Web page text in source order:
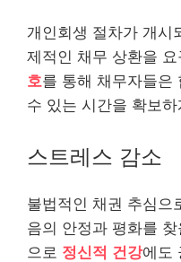
개인회생 절차가 개시
제적인 채무 상환을
호를 통해 채무자들은
수 있는 시간을 확보
스트레스 감소
불법적인 채권 추심으
음의 안정과 평화를
으로 정신적 건강에도